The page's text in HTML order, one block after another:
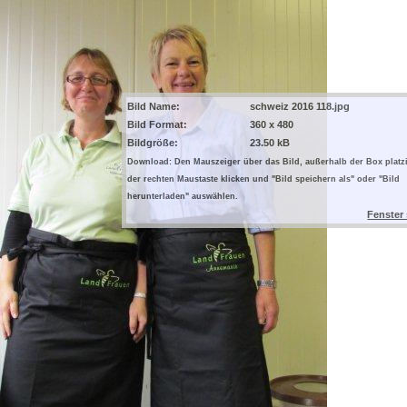
Bild Name:
schweiz 2016 118.jpg
Bild Format:
360 x 480
Bildgröße:
23.50 kB
Download: Den Mauszeiger über das Bild, außerhalb der Box
der rechten Maustaste klicken und "Bild speichern als" oder "Bild
herunterladen" auswählen.
Fenster